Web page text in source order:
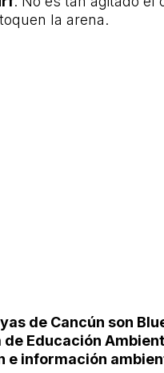
la arena.
de Cancún son
Educación
e información